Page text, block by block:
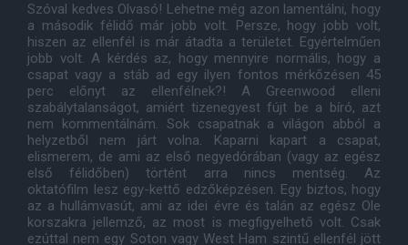
Szóval kedves Olvasó! Lehetne még azon lamentálni, hogy
a második félidő már jobb volt. Persze, hogy jobb volt,
hiszen az ellenfél is már átadta a területet. Egyértelműen
jobb volt. A kérdés az, hogy mennyire normális, hogy a
csapat vagy a stáb ad egy ilyen fontos mérkőzésen 45
perc előnyt az ellenfélnek?! A Greenwood elleni
szabálytalanságot, amiért tizenegyest fújt be a bíró, azt
nem kommentálnám. Sok csapatnak a világon abból a
helyzetből nem járt volna. Kaparni kapart a csapat,
elismerem, de ami az első negyedórában (vagy az egész
első félidőben) történt arra nincs mentség. Az
oktatófilm lesz egy-kettő edzőképzésen. Egy biztos, hogy
az a hullámvasút, ami az idei évre és talán az egész Ole
korszakra jellemző, az most is megfigyelhető volt. Csak
ezúttal nem egy Soton vagy West Ham szintű ellenfél jött